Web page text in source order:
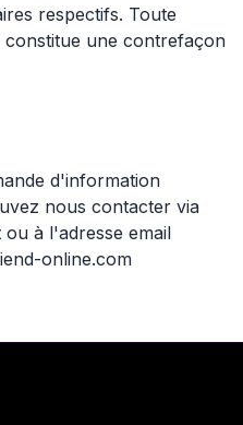
respectifs. Toute
une contrefaçon
d'information
nous contacter via
à l'adresse email
online.com